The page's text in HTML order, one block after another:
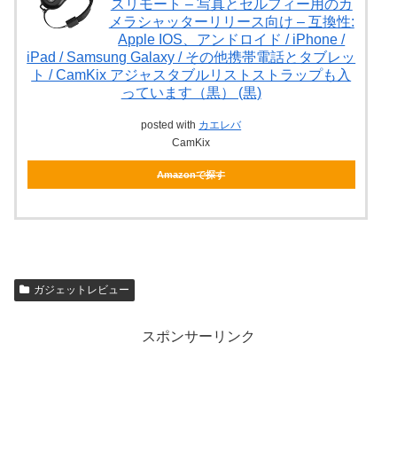
スリモート – 写真とセルフィー用のカ
メラシャッターリリース向け – 互換性:
Apple IOS、アンドロイド / iPhone /
iPad / Samsung Galaxy / その他携帯電話とタブレッ
ト / CamKix アジャスタブルリストストラップも入
っています（黒） (黒)
posted with カエレバ
CamKix
Amazonで探す
ガジェットレビュー
スポンサーリンク